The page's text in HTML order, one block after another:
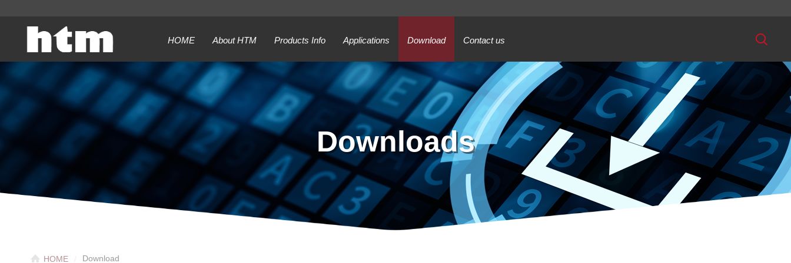
HOME About HTM Products Info Applications Download Contact us
Downloads
HOME Download